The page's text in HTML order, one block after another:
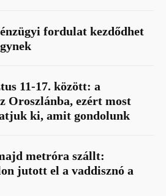
fordulat kezdődhet
11-17. között: a
Oroszlánba, ezért most
ki, amit gondolunk
metróra szállt:
jutott el a vaddisznó a